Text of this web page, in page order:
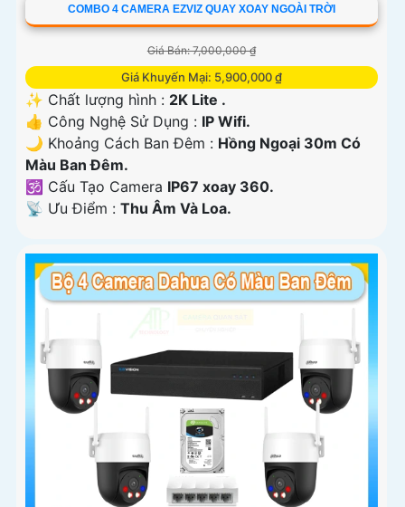
COMBO 4 CAMERA EZVIZ QUAY XOAY NGOÀI TRỜI
Giá Bán: 7,000,000 ₫
Giá Khuyến Mại: 5,900,000 ₫
✨ Chất lượng hình : 2K Lite .
👍 Công Nghệ Sử Dụng : IP Wifi.
🌙 Khoảng Cách Ban Đêm : Hồng Ngoại 30m Có
Màu Ban Ðêm.
🕉️ Cấu Tạo Camera IP67 xoay 360.
️📡 Ưu Điểm : Thu Âm Và Loa.